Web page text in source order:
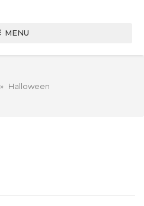
MENU
» Halloween